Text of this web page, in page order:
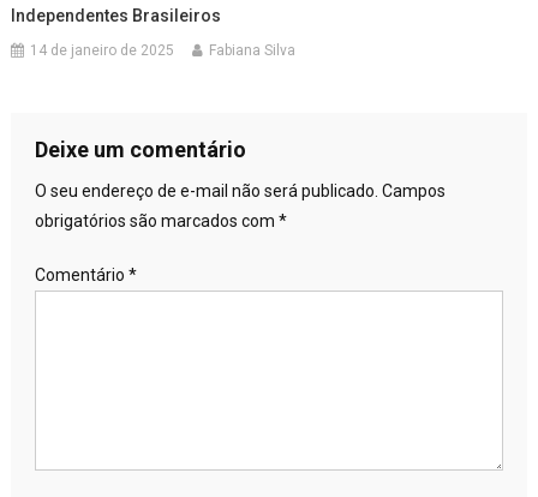
Independentes Brasileiros
14 de janeiro de 2025 Fabiana Silva
Deixe um comentário
O seu endereço de e-mail não será publicado. Campos
obrigatórios são marcados com *
Comentário *